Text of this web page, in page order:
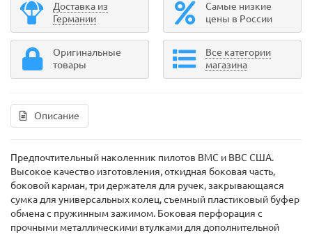
Доставка из
Германии
Самые низкие
цены в России
Оригинальные
товары
Все категории
магазина
Описание
Предпочтительный наколенник пилотов ВМС и ВВС США.
Высокое качество изготовления, откидная боковая часть,
боковой карман, три держателя для ручек, закрывающаяся
сумка для универсальных колец, съемный пластиковый буфер
обмена с пружинным зажимом. Боковая перфорация с
прочными металлическими втулками для дополнительной